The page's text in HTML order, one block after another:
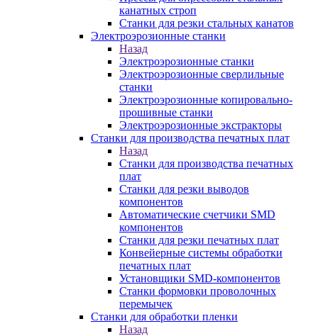
канатных строп
Станки для резки стальных канатов
Электроэрозионные станки
Назад
Электроэрозионные станки
Электроэрозионные сверлильные
станки
Электроэрозионные копировально-
прошивные станки
Электроэрозионные экстракторы
Станки для производства печатных плат
Назад
Станки для производства печатных
плат
Станки для резки выводов
компонентов
Автоматические счетчики SMD
компонентов
Станки для резки печатных плат
Конвейерные системы обработки
печатных плат
Установщики SMD-компонентов
Станки формовки проволочных
перемычек
Станки для обработки пленки
Назад